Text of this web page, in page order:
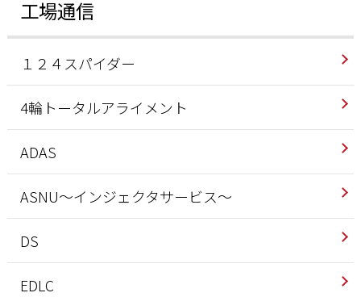
工場通信
１２４スパイダー
4輪トータルアライメント
ADAS
ASNU～インジェクタサービス～
DS
EDLC